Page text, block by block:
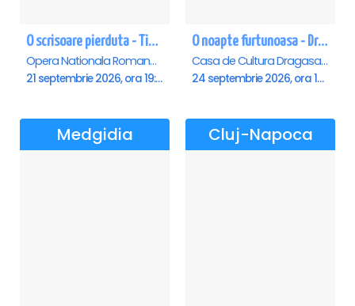
O scrisoare pierduta - Timisoara
Opera Nationala Romana , Timisoara
21 septembrie 2026, ora 19:00
O noapte furtunoasa - Dragasani
Casa de Cultura Dragasani, Dragasani
24 septembrie 2026, ora 19:00
Medgidia Cluj-Napoca